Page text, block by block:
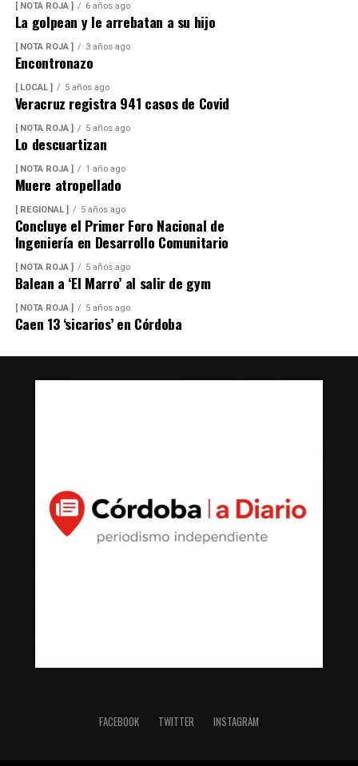
[ NOTA ROJA ] 6 años ago
La golpean y le arrebatan a su hijo
[ NOTA ROJA ] 3 años ago
Encontronazo
[ LOCAL ] 5 años ago
Veracruz registra 941 casos de Covid
[ NOTA ROJA ] 5 años ago
Lo descuartizan
[ NOTA ROJA ] 1 año ago
Muere atropellado
[ REGIONAL ] 5 años ago
Concluye el Primer Foro Nacional de
Ingeniería en Desarrollo Comunitario
[ NOTA ROJA ] 5 años ago
Balean a ‘El Marro’ al salir de gym
[ NOTA ROJA ] 5 años ago
Caen 13 ‘sicarios’ en Córdoba
FACEBOOK TWITTER INSTAGRAM